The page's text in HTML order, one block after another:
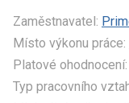
Zaměstnavatel:
Místo výkonu práce:
Platové ohodnocení:
Typ pracovního